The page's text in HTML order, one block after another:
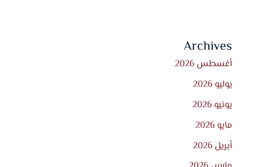
Archives
أغسطس 2026
يوليو 2026
يونيو 2026
مايو 2026
أبريل 2026